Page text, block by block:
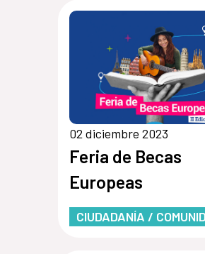
02 diciembre 2023
Feria de Becas
Europeas
CIUDADANÍA /